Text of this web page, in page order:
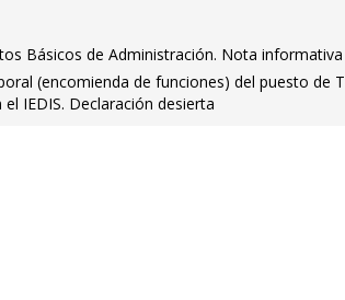
Básicos de Administración. Nota informativa
(encomienda de funciones) del puesto de
IEDIS. Declaración desierta